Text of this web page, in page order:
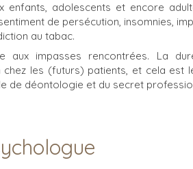
adolescents et encore
de persécution, insomnies,
au tabac.
impasses rencontrées. La
les (futurs) patients, et cela est
de déontologie et du secret